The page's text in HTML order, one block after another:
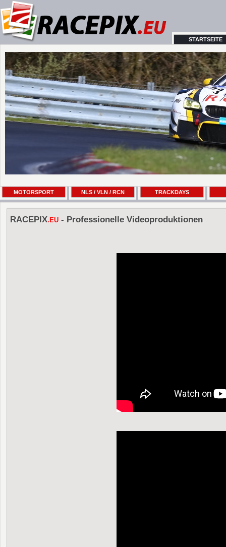
STARTSEITE
MOTORSPORT NLS / VLN / RCN TRACKDAYS
RACEPIX.EU - Professionelle Videoproduktionen